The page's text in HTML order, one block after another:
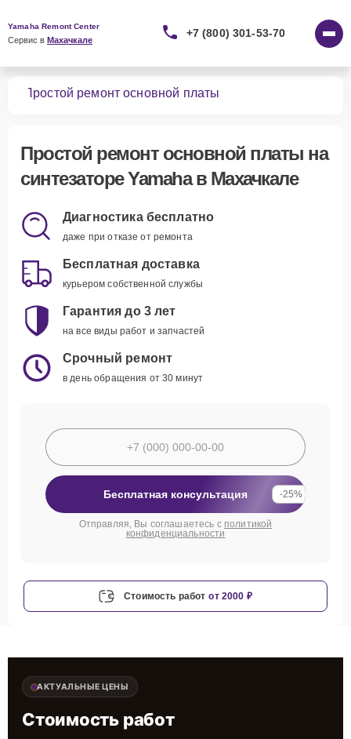
Yamaha Remont Center
Сервис в Махачкале
+7 (800) 301-53-70
Простой ремонт основной платы
Простой ремонт основной платы на
синтезаторе Yamaha в Махачкале
Диагностика бесплатно
даже при отказе от ремонта
Бесплатная доставка
курьером собственной службы
Гарантия до 3 лет
на все виды работ и запчастей
Срочный ремонт
в день обращения от 30 минут
Бесплатная консультация -25%
Отправляя, Вы соглашаетесь с политикой
конфиденциальности
Стоимость работ от 2000 ₽
АКТУАЛЬНЫЕ ЦЕНЫ
Стоимость работ